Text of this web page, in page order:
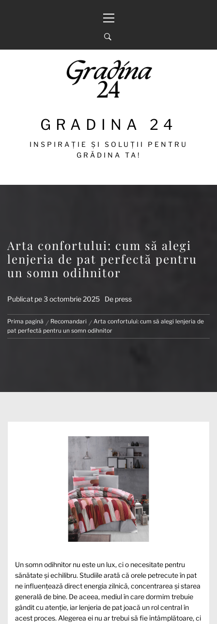
principal
GRADINA 24
INSPIRAȚIE ȘI SOLUȚII PENTRU
GRĂDINA TA!
Arta confortului: cum să alegi
lenjeria de pat perfectă pentru
un somn odihnitor
Publicat pe3 octombrie 2025 De press
Prima pagină Recomandari
Arta confortului: cum să alegi lenjeria de
pat perfectă pentru un somn odihnitor
Un somn odihnitor nu este un lux, ci o necesitate pentru
sănătate și echilibru. Studiile arată că orele petrecute în pat
ne influențează direct energia zilnică, concentrarea și starea
generală de bine. De aceea, mediul în care dormim trebuie
gândit cu atenție, iar lenjeria de pat joacă un rol central în
acest proces. Alegerea ei nu ar trebui să fie întâmplătoare, ci